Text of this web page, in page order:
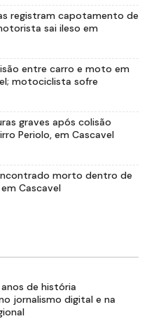
registram capotamento de
sai ileso em
entre carro e moto em
motociclista sofre
graves após colisão
Periolo, em Cascavel
morto dentro de
Cascavel
de história
jornalismo digital e na